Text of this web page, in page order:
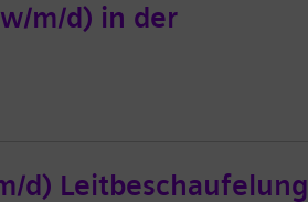
m/d) in der
d) Leitbeschaufelung